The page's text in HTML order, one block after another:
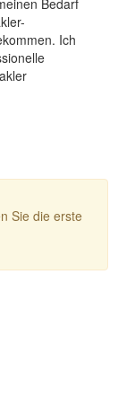
Bedarf
Ich
Sie die erste